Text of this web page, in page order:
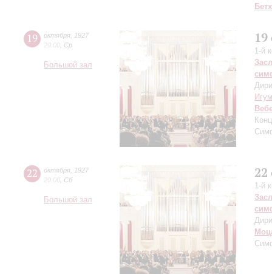
19 октября
1927
20:00 Ср
Большой зал
19
1-й
22 октября
1927
20:00 Сб
Большой зал
22
1-й